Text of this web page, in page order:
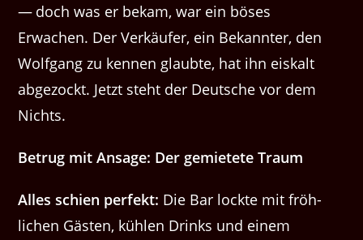
— doch was er bekam, war ein bös­es
Erwachen. Der Verkäufer, ein Bekan­nter, den
Wolf­gang zu ken­nen glaubte, hat ihn eiskalt
abge­zockt. Jet­zt ste­ht der Deutsche vor dem
Nichts.
Betrug mit Ansage: Der gemietete Traum
Alles schien per­fekt: Die Bar lock­te mit fröh­
lichen Gästen, kühlen Drinks und einem